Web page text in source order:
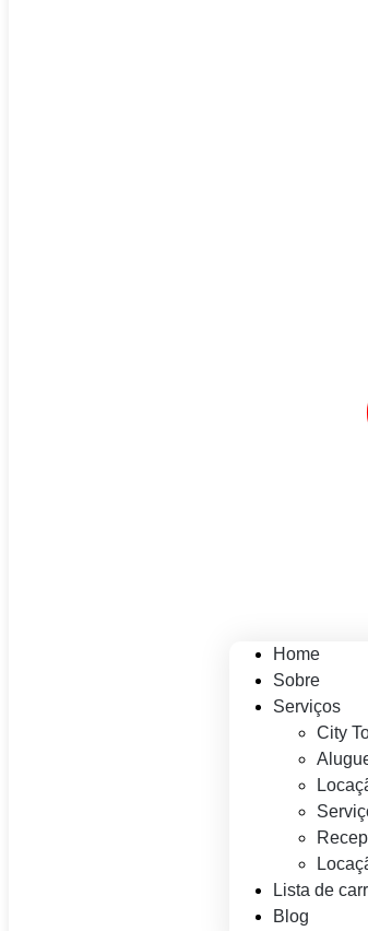
Home
Sobre
Serviços
City
Lista de
Blog